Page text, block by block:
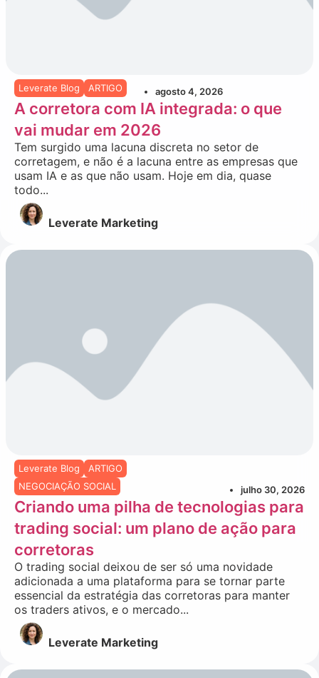
Leverate Blog ARTIGO agosto 4, 2026
A corretora com IA integrada: o que
vai mudar em 2026
Tem surgido uma lacuna discreta no setor de
corretagem, e não é a lacuna entre as empresas que
usam IA e as que não usam. Hoje em dia, quase
todo...
Leverate Marketing
Leverate Blog
ARTIGO
NEGOCIAÇÃO SOCIAL
julho 30, 2026
Criando uma pilha de tecnologias para
trading social: um plano de ação para
corretoras
O trading social deixou de ser só uma novidade
adicionada a uma plataforma para se tornar parte
essencial da estratégia das corretoras para manter
os traders ativos, e o mercado...
Leverate Marketing